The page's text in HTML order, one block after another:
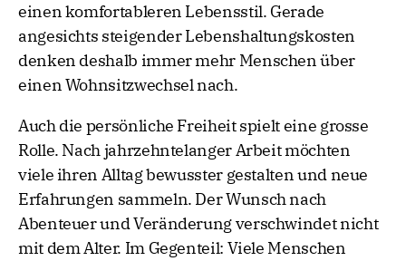
einen komfortableren Lebensstil. Gerade
angesichts steigender Lebenshaltungskosten
denken deshalb immer mehr Menschen über
einen Wohnsitzwechsel nach.
Auch die persönliche Freiheit spielt eine grosse
Rolle. Nach jahrzehntelanger Arbeit möchten
viele ihren Alltag bewusster gestalten und neue
Erfahrungen sammeln. Der Wunsch nach
Abenteuer und Veränderung verschwindet nicht
mit dem Alter. Im Gegenteil: Viele Menschen